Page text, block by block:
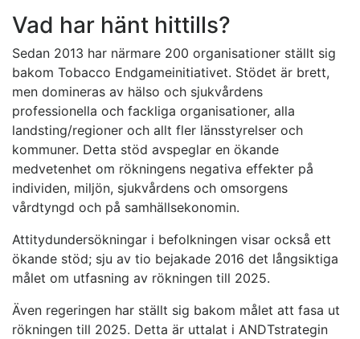
Vad har hänt hittills?
Sedan 2013 har närmare 200 organisationer ställt sig
bakom Tobacco Endgame­initiativet. Stödet är brett,
men domineras av hälso­ och sjukvårdens
professionella och fackliga organisationer, alla
landsting/re­gioner och allt fler länsstyrelser och
kommuner. Detta stöd avspeglar en ökande
medvetenhet om rökningens negativa effekter på
individen, mil­jön, sjukvårdens och omsorgens
vårdtyngd och på samhällsekonomin.
Attitydundersökningar i befolkningen visar också ett
ökande stöd; sju av tio bejakade 2016 det långsiktiga
målet om utfasning av rökningen till 2025.
Även regeringen har ställt sig bakom målet att fasa ut
rökningen till 2025. Detta är uttalat i ANDT­strategin